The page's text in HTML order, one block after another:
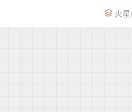
火